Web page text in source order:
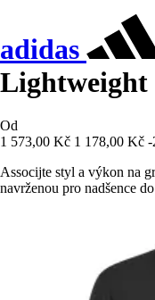
adidas
Lightweight
Od
1 573,00 Kč 1 178,00 Kč -
Associjte styl a výkon na
navrženou pro nadšence